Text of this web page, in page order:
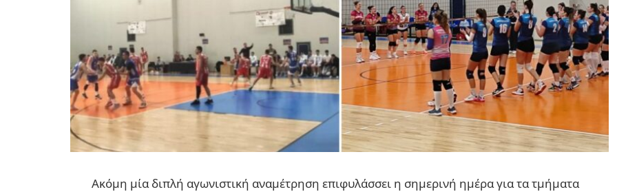
Ακόμη μία διπλή αγωνιστική αναμέτρηση επιφυλάσσει η σημερινή ημέρα για τα τμήματα